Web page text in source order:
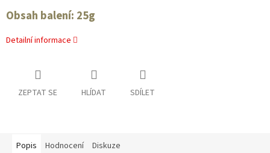
Obsah balení: 25g
Detailní informace
ZEPTAT SE HLÍDAT SDÍLET
Popis Hodnocení Diskuze